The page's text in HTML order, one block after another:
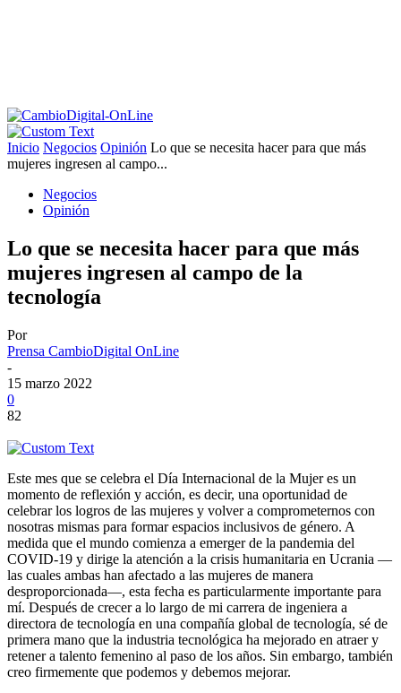
Inicio Negocios Opinión Lo que se necesita hacer para que más
mujeres ingresen al campo...
Negocios
Opinión
Lo que se necesita hacer para que más
mujeres ingresen al campo de la
tecnología
Por
Prensa CambioDigital OnLine
-
15 marzo 2022
0
82
Este mes que se celebra el Día Internacional de la Mujer es un
momento de reflexión y acción, es decir, una oportunidad de
celebrar los logros de las mujeres y volver a comprometernos con
nosotras mismas para formar espacios inclusivos de género. A
medida que el mundo comienza a emerger de la pandemia del
COVID-19 y dirige la atención a la crisis humanitaria en Ucrania —
las cuales ambas han afectado a las mujeres de manera
desproporcionada—, esta fecha es particularmente importante para
mí. Después de crecer a lo largo de mi carrera de ingeniera a
directora de tecnología en una compañía global de tecnología, sé de
primera mano que la industria tecnológica ha mejorado en atraer y
retener a talento femenino al paso de los años. Sin embargo, también
creo firmemente que podemos y debemos mejorar.